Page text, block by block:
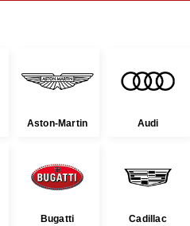
Aston-Martin Audi
Bugatti Cadillac